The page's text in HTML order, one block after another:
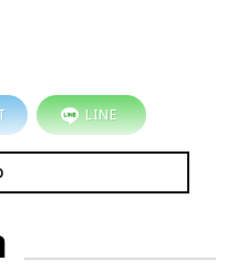
LINE